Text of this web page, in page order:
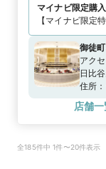
マイナビ限定購
【マイナビ限定
御徒
アクセ
日比
戸線
住所：
店舗
全185件中 1件〜20件表示